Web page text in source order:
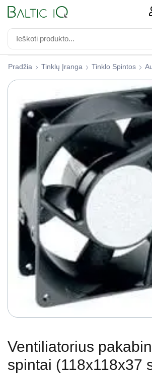
Pradžia Tinklų Įranga Tinklo Spintos
Ventiliatorius
spintai (118x118x37